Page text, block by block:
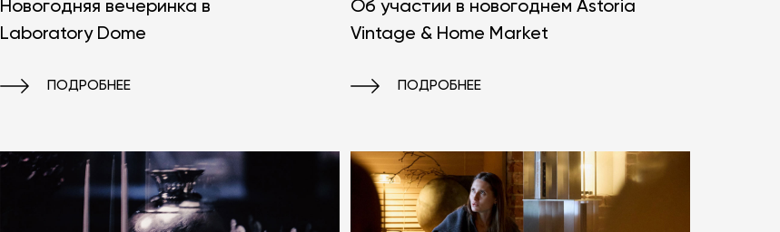
Новогодняя вечеринка в
Laboratory Dome
ПОДРОБНЕЕ
Об участии в новогоднем Astoria
Vintage & Home Market
ПОДРОБНЕЕ